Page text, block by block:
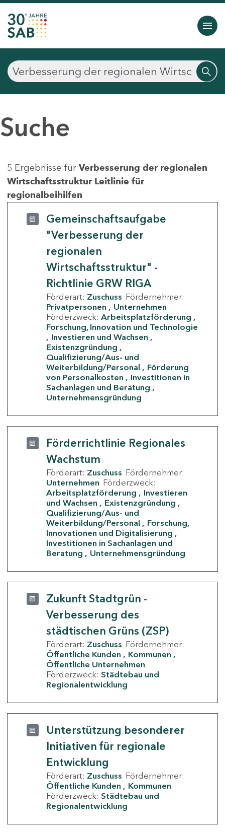
Suche
5 Ergebnisse für Verbesserung der regionalen
Wirtschaftsstruktur Leitlinie für
regionalbeihilfen
Gemeinschaftsaufgabe
"Verbesserung der
regionalen
Wirtschaftsstruktur" -
Richtlinie GRW RIGA
Förderart: Zuschuss Fördernehmer:
Privatpersonen
Unternehmen
Förderzweck: Arbeitsplatzförderung
Forschung, Innovation und Technologie
Investieren und Wachsen
Existenzgründung
Qualifizierung/Aus- und
Weiterbildung/Personal
Förderung
von Personalkosten
Investitionen in
Sachanlagen und Beratung
Unternehmensgründung
Förderrichtlinie Regionales
Wachstum
Förderart: Zuschuss Fördernehmer:
Unternehmen Förderzweck:
Arbeitsplatzförderung
Investieren
und Wachsen
Existenzgründung
Qualifizierung/Aus- und
Weiterbildung/Personal
Forschung,
Innovationen und Digitalisierung
Investitionen in Sachanlagen und
Beratung
Unternehmensgründung
Zukunft Stadtgrün -
Verbesserung des
städtischen Grüns (ZSP)
Förderart: Zuschuss Fördernehmer:
Öffentliche Kunden
Kommunen
Öffentliche Unternehmen
Förderzweck: Städtebau und
Regionalentwicklung
Unterstützung besonderer
Initiativen für regionale
Entwicklung
Förderart: Zuschuss Fördernehmer:
Öffentliche Kunden
Kommunen
Förderzweck: Städtebau und
Regionalentwicklung